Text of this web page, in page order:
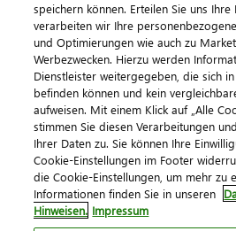
DATEV magazin
DATEV-Community
DATEV-Newsletter
Kontaktieren
speichern können. Erteilen Sie uns Ihre
verarbeiten wir Ihre
und Optimierungen wie auch zu
Werbezwecken. Hierzu werden
Dienstleister weitergegeben, die sich
befinden können und kein
aufweisen. Mit einem Klick auf „Alle
stimmen Sie diesen Verarbeitungen
Ihrer Daten zu. Sie können Ihre
Cookie-Einstellungen im Footer
die Cookie-Einstellungen, um mehr zu
Informationen finden Sie in unseren
Hinweisen. Impressum